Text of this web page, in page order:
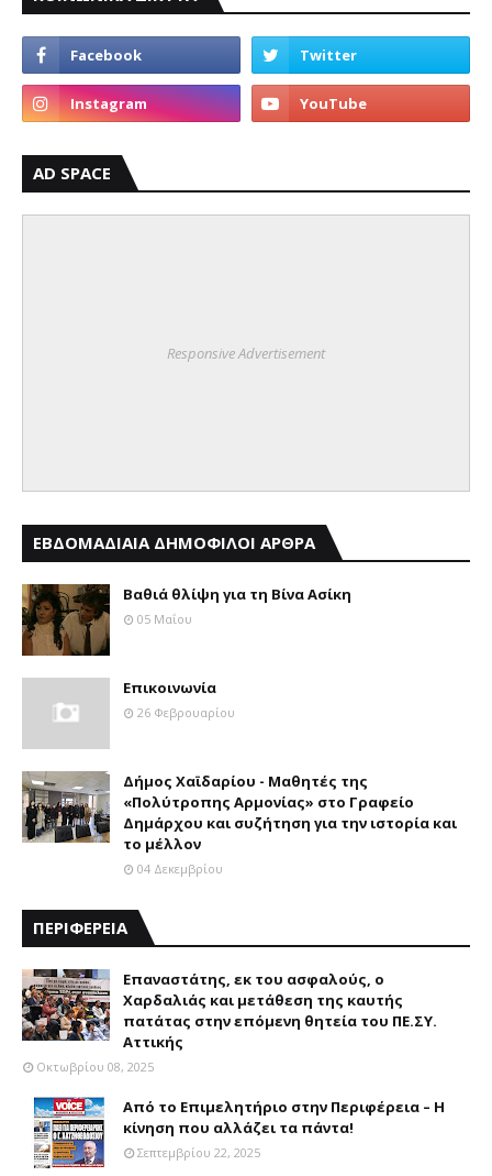
AD SPACE
Responsive Advertisement
ΕΒΔΟΜΑΔΙΑΙΑ ΔΗΜΟΦΙΛΟΙ ΑΡΘΡΑ
Βαθιά θλίψη για τη Βίνα Ασίκη
05 Μαΐου
Επικοινωνία
26 Φεβρουαρίου
Δήμος Χαϊδαρίου - Μαθητές της
«Πολύτροπης Αρμονίας» στο Γραφείο
Δημάρχου και συζήτηση για την ιστορία και
το μέλλον
04 Δεκεμβρίου
ΠΕΡΙΦΕΡΕΙΑ
Επαναστάτης, εκ του ασφαλούς, ο
Χαρδαλιάς και μετάθεση της καυτής
πατάτας στην επόμενη θητεία του ΠΕ.ΣΥ.
Αττικής
Οκτωβρίου 08, 2025
Από το Επιμελητήριο στην Περιφέρεια – Η
κίνηση που αλλάζει τα πάντα!
Σεπτεμβρίου 22, 2025